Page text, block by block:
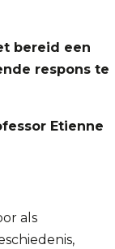
bereid een
respons te
Etienne
als